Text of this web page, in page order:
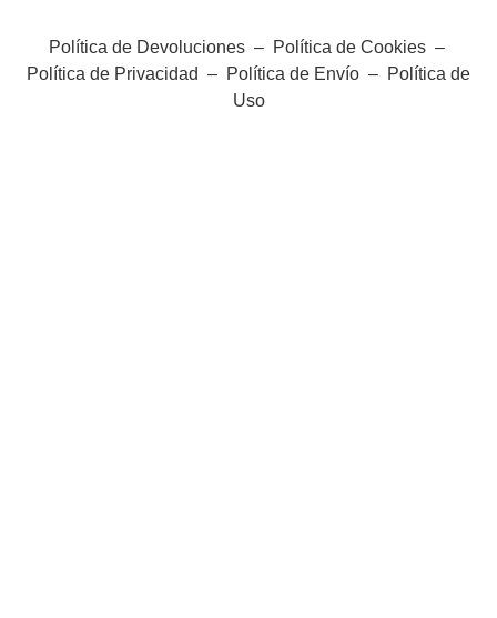
Política de Devoluciones– Política de Cookies–
Política de Privacidad – Política de Envío – Política de
Uso